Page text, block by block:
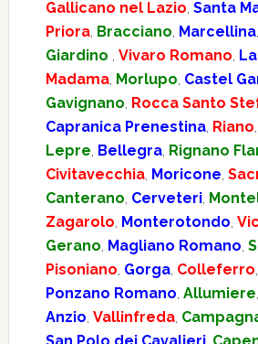
Gallicano nel Lazio, Santa
Priora, Bracciano, Marcellina,
Giardino , Vivaro Romano,
Madama, Morlupo, Castel
Gavignano, Rocca Santo
Capranica Prenestina, Riano,
Lepre, Bellegra, Rignano
Civitavecchia, Moricone,
Canterano, Cerveteri,
Zagarolo, Monterotondo,
Gerano, Magliano Romano,
Pisoniano, Gorga, Colleferro,
Ponzano Romano, Allumiere,
Anzio, Vallinfreda,